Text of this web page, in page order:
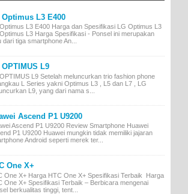
Optimus L3 E400
Optimus L3 E400 Harga dan Spesifikasi LG Optimus L3
Optimus L3 Harga Spesifikasi - Ponsel ini merupakan
dari tiga smartphone An...
OPTIMUS L9
L9 Setelah meluncurkan trio fashion phone
L Series yakni Optimus L3 , L5 dan L7 , LG
L9, yang dari nama s...
Ascend P1 U9200
Ascend P1 U9200 Review Smartphone Huawei
P1 U9200 Huawei mungkin tidak memiliki jajaran
Android seperti merek ter...
One X+
One X+ Harga HTC One X+ Spesifikasi Terbaik Harga
One X+ Spesifikasi Terbaik – Berbicara mengenai
berkualitas tinggi, tent...